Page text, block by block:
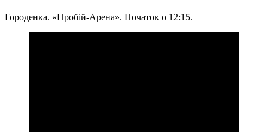
Городенка. «Пробій-Арена». Початок о 12:15.